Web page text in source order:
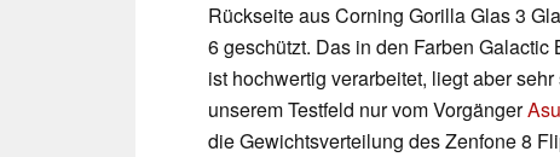
Rückseite aus Corning Gorilla Glas 3
6 geschützt. Das in den Farben
ist hochwertig verarbeitet, liegt aber
unserem Testfeld nur vom Vorgänger
die Gewichtsverteilung des Zenfone 8